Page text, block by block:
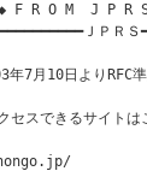
◆ F R O M
ＪＰＲＳ
7月10日よりRFC
スできるサイトは